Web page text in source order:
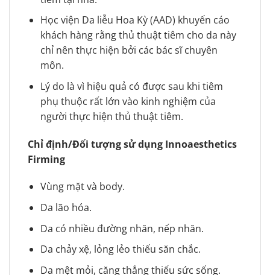
Học viện Da liễu Hoa Kỳ (AAD) khuyến cáo
khách hàng rằng thủ thuật tiêm cho da này
chỉ nên thực hiện bởi các bác sĩ chuyên
môn.
Lý do là vì hiệu quả có được sau khi tiêm
phụ thuộc rất lớn vào kinh nghiệm của
người thực hiện thủ thuật tiêm.
Chỉ định/Đối tượng sử dụng Innoaesthetics
Firming
Vùng mặt và body.
Da lão hóa.
Da có nhiều đường nhăn, nếp nhăn.
Da chảy xệ, lỏng lẻo thiếu săn chắc.
Da mệt mỏi, căng thẳng thiếu sức sống.